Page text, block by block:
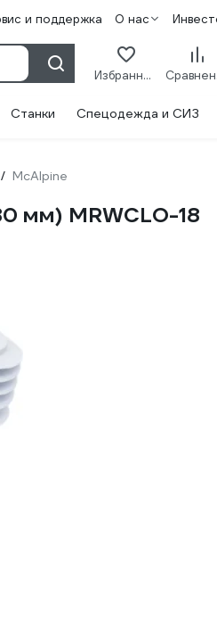
и поддержка О нас
Избранное
Станки Спецодежда и СИЗ
/ McAlpine
мм) MRWCLO-18